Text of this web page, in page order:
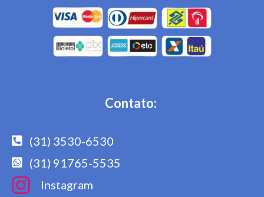
Contato:
(31) 3530-6530
(31) 91765-5535
Instagram